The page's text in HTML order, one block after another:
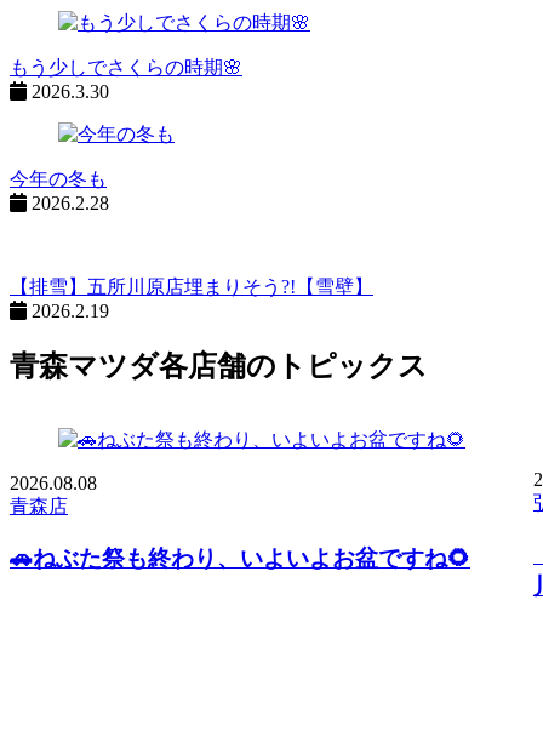
もう少しでさくらの時期🌸
2026.3.30
今年の冬も
2026.2.28
【排雪】五所川原店埋まりそう?!【雪壁】
2026.2.19
青森マツダ各店舗のトピックス
2026.08.08
青森店
🚗ねぶた祭も終わり、いよいよお盆ですね🌻